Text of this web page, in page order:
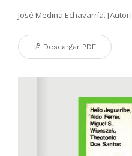
José Medina Echavarría. [Autor]
Descargar PDF